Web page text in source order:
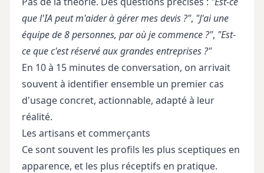
que l'IA peut m'aider à gérer mes devis ?", "J'ai une
équipe de 8 personnes, par où je commence ?", "Est-
ce que c'est réservé aux grandes entreprises ?"
En 10 à 15 minutes de conversation, on arrivait
souvent à identifier ensemble un premier cas
d'usage concret, actionnable, adapté à leur
réalité.
Les artisans et commerçants
Ce sont souvent les profils les plus sceptiques en
apparence, et les plus réceptifs en pratique.